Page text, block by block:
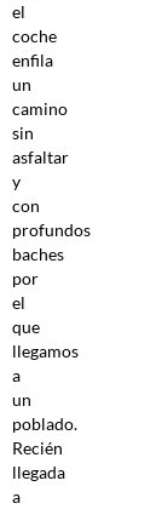
el
coche
enfila
un
camino
sin
asfaltar
y
con
profundos
baches
por
el
que
llegamos
a
un
poblado.
Recién
llegada
a